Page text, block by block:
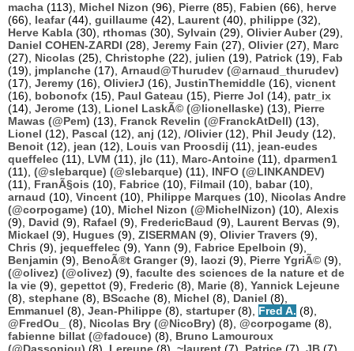
macha (113), Michel Nizon (96), Pierre (85), Fabien (66), herve
(66), leafar(44), guillaume (42), Laurent (40), philippe (32),
Herve Kabla (30), rthomas (30), Sylvain (29), Olivier Auber(29),
Daniel COHEN-ZARDI (28), Jeremy Fain (27), Olivier(27), Marc
(27), Nicolas (25), Christophe (22), julien (19), Patrick (19), Fab
(19), jmplanche (17), Arnaud@Thurudev (@arnaud_thurudev)
(17), Jeremy (16), OlivierJ (16), JustinThemiddle (16), vicnent
(16), bobonofx (15), Paul Gateau (15), Pierre Jol (14), patr_ix
(14), Jerome (13), Lionel LaskÃ© (@lionellaske) (13), Pierre
Mawas (@Pem) (13), Franck Revelin (@FranckAtDell) (13),
Lionel (12), Pascal (12), anj (12), /Olivier(12), Phil Jeudy (12),
Benoit (12), jean (12), Louis van Proosdij (11), jean-eudes
queffelec (11), LVM (11), jlc (11), Marc-Antoine (11), dparmen1
(11), (@slebarque) (@slebarque) (11), INFO (@LINKANDEV)
(11), FranÃ§ois (10), Fabrice (10), Filmail (10), babar(10),
arnaud (10), Vincent (10), Philippe Marques (10), Nicolas Andre
(@corpogame) (10), Michel Nizon (@MichelNizon) (10), Alexis
(9), David (9), Rafael (9), FredericBaud (9), Laurent Bervas (9),
Mickael (9), Hugues (9), ZISERMAN (9), Olivier Travers (9),
Chris (9), jequeffelec (9), Yann (9), Fabrice Epelboin (9),
Benjamin (9), BenoÃ®t Granger(9), laozi (9), Pierre YgriÃ© (9),
(@olivez) (@olivez) (9), faculte des sciences de la nature et de
la vie (9), gepettot (9), Frederic (8), Marie (8), Yannick Lejeune
(8), stephane (8), BScache (8), Michel (8), Daniel (8),
Emmanuel (8), Jean-Philippe (8), startuper(8), Fred A. (8),
@FredOu_
(8), Nicolas Bry (@NicoBry) (8), @corpogame (8),
fabienne billat (@fadouce) (8), Bruno Lamouroux